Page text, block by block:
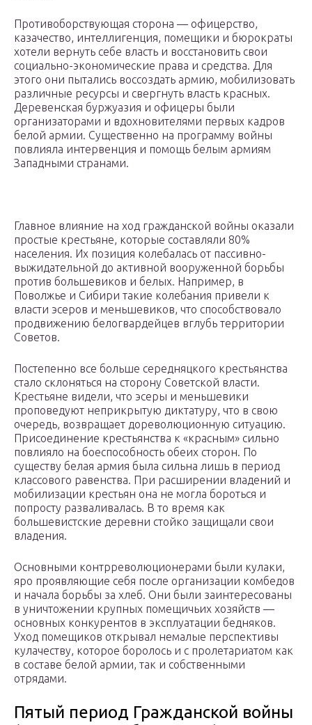
Противоборствующая сторона — офицерство,
казачество, интеллигенция, помещики и бюрократы
хотели вернуть себе власть и восстановить свои
социально-экономические права и средства. Для
этого они пытались воссоздать армию, мобилизовать
различные ресурсы и свергнуть власть красных.
Деревенская буржуазия и офицеры были
организаторами и вдохновителями первых кадров
белой армии. Существенно на программу войны
повлияла интервенция и помощь белым армиям
Западными странами.
Главное влияние на ход гражданской войны оказали
простые крестьяне, которые составляли 80%
населения. Их позиция колебалась от пассивно-
выжидательной до активной вооруженной борьбы
против большевиков и белых. Например, в
Поволжье и Сибири такие колебания привели к
власти эсеров и меньшевиков, что способствовало
продвижению белогвардейцев вглубь территории
Советов.
Постепенно все больше середняцкого крестьянства
стало склоняться на сторону Советской власти.
Крестьяне видели, что эсеры и меньшевики
проповедуют неприкрытую диктатуру, что в свою
очередь, возвращает дореволюционную ситуацию.
Присоединение крестьянства к «красным» сильно
повлияло на боеспособность обеих сторон. По
существу белая армия была сильна лишь в период
классового равенства. При расширении владений и
мобилизации крестьян она не могла бороться и
попросту разваливалась. В то время как
большевистские деревни стойко защищали свои
владения.
Основными контрреволюционерами были кулаки,
яро проявляющие себя после организации комбедов
и начала борьбы за хлеб. Они были заинтересованы
в уничтожении крупных помещичьих хозяйств —
основных конкурентов в эксплуатации бедняков.
Уход помещиков открывал немалые перспективы
кулачеству, которое боролось и с пролетариатом как
в составе белой армии, так и собственными
отрядами.
Пятый период Гражданской войны